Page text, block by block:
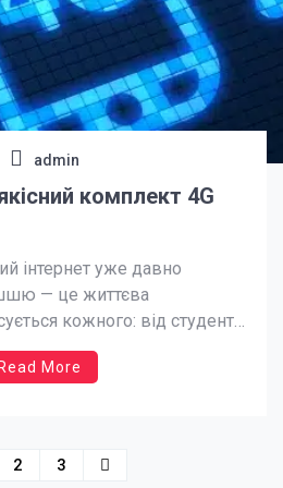
admin
комплект 4G
інтернет уже давно
— це життєва
кожного: від студента
великому місті. Проте
засоби підключення
тих, хто цінує якість,
Read More
2 3